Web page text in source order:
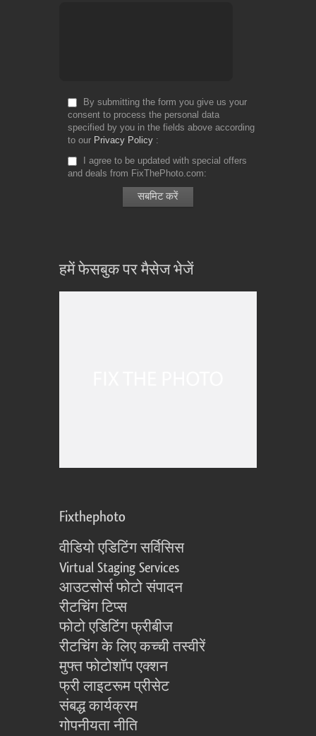
By submitting the form you give us your
consent to process the personal data
specified by you in the fields above according
to our Privacy Policy
I agree to be updated with special offers
and deals from FixThePhoto.com
हमें फेसबुक पर मैसेज भेजें
Fixthephoto
वीडियो एडिटिंग सर्विसिस
Virtual Staging Services
आउटसोर्स फोटो संपादन
रीटचिंग टिप्स
फोटो एडिटिंग फ्रीबीज
रीटचिंग के लिए कच्ची तस्वीरें
मुफ्त फोटोशॉप एक्शन
फ्री लाइटरूम प्रीसेट
संबद्ध कार्यक्रम
गोपनीयता नीति